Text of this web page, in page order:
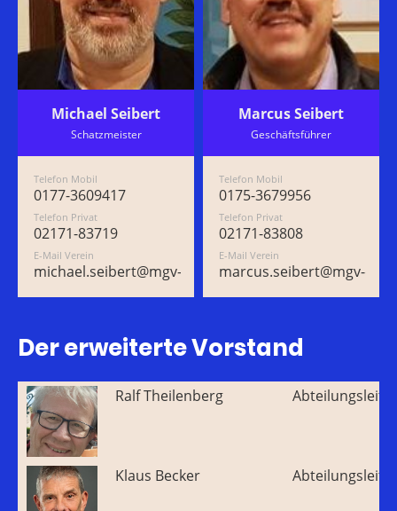
Michael Seibert
Schatzmeister
Telefon Mobil
0177-3609417
Telefon Privat
02171-83719
E-Mail Verein
michael.seibert@mgv-duerscheid.de
Marcus Seibert
Geschäftsführer
Telefon Mobil
0175-3679956
Telefon Privat
02171-83808
E-Mail Verein
marcus.seibert@mgv-
Der erweiterte Vorstand
Ralf Theilenberg
Klaus Becker